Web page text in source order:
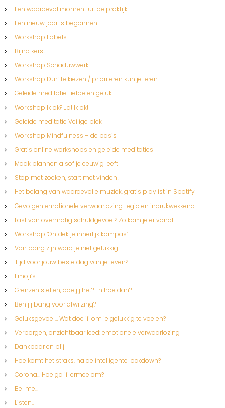
Een waardevol moment uit de praktijk
Een nieuw jaar is begonnen
Workshop Fabels
Bijna kerst!
Workshop Schaduwwerk
Workshop Durf te kiezen / prioriteren kun je leren
Geleide meditatie Liefde en geluk
Workshop Ik ok? Ja! Ik ok!
Geleide meditatie Veilige plek
Workshop Mindfulness – de basis
Gratis online workshops en geleide meditaties
Maak plannen alsof je eeuwig leeft
Stop met zoeken, start met vinden!
Het belang van waardevolle muziek, gratis playlist in Spotify
Gevolgen emotionele verwaarlozing: legio en indrukwekkend
Last van overmatig schuldgevoel? Zo kom je er vanaf.
Workshop ‘Ontdek je innerlijk kompas’
Van bang zijn word je niet gelukkig
Tijd voor jouw beste dag van je leven?
Emoji’s
Grenzen stellen, doe jij het? En hoe dan?
Ben jij bang voor afwijzing?
Geluksgevoel… Wat doe jij om je gelukkig te voelen?
Verborgen, onzichtbaar leed: emotionele verwaarlozing
Dankbaar en blij
Hoe komt het straks, na de intelligente lockdown?
Corona… Hoe ga jij ermee om?
Bel me…
Listen..